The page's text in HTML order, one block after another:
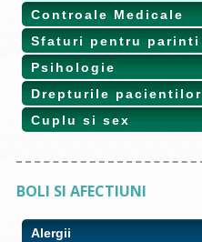
Controale Medicale
Sfaturi pentru parinti
Psihologie
Drepturile pacientilor
Cuplu si sex
BOLI SI AFECTIUNI
Alergii